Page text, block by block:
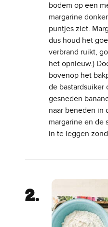
bodem op een
margarine
puntjes ziet.
dus houd het
verbrand ruikt,
het opnieuw.)
bovenop het
de bastardsuiker
gesneden
naar beneden in
margarine en de
in te leggen